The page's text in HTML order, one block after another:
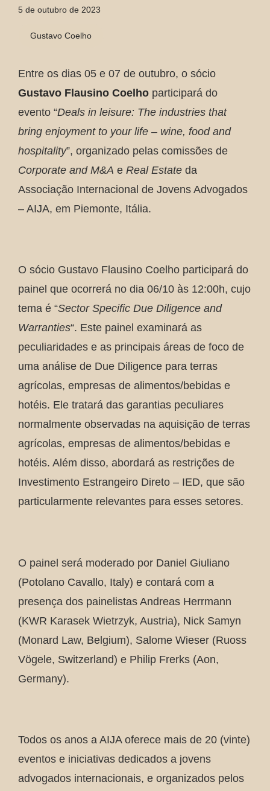
5 de outubro de 2023
Gustavo Coelho
Entre os dias 05 e 07 de outubro, o sócio
Gustavo Flausino Coelho participará do
evento “Deals in leisure: The industries that
bring enjoyment to your life – wine, food and
hospitality”, organizado pelas comissões de
Corporate and M&A e Real Estate da
Associação Internacional de Jovens Advogados
– AIJA, em Piemonte, Itália.
O sócio Gustavo Flausino Coelho participará do
painel que ocorrerá no dia 06/10 às 12:00h, cujo
tema é “Sector Specific Due Diligence and
Warranties“. Este painel examinará as
peculiaridades e as principais áreas de foco de
uma análise de Due Diligence para terras
agrícolas, empresas de alimentos/bebidas e
hotéis. Ele tratará das garantias peculiares
normalmente observadas na aquisição de terras
agrícolas, empresas de alimentos/bebidas e
hotéis. Além disso, abordará as restrições de
Investimento Estrangeiro Direto – IED, que são
particularmente relevantes para esses setores.
O painel será moderado por Daniel Giuliano
(Potolano Cavallo, Italy) e contará com a
presença dos painelistas Andreas Herrmann
(KWR Karasek Wietrzyk, Austria), Nick Samyn
(Monard Law, Belgium), Salome Wieser (Ruoss
Vögele, Switzerland) e Philip Frerks (Aon,
Germany).
Todos os anos a AIJA oferece mais de 20 (vinte)
eventos e iniciativas dedicados a jovens
advogados internacionais, e organizados pelos